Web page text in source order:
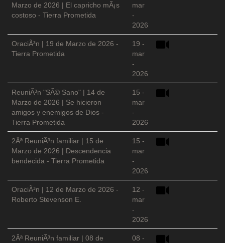
Marzo de 2026 | El capricho mÃ¡s
costoso - Tierra Prometida
mar
-
2026
OraciÃ³n | 19 de Marzo de 2026 -
Tierra Prometida
19 -
mar
-
2026
ReuniÃ³n "SÃ© Sano" | 14 de
Marzo de 2026 | Se hicieron
amigos y enemigos de Dios -
Tierra Prometida
15 -
mar
-
2026
2Âª ReuniÃ³n familiar | 15 de
Marzo de 2026 | Descendencia
bendecida - Tierra Prometida
15 -
mar
-
2026
OraciÃ³n | 12 de Marzo de 2026 -
Roberto Stevenson E.
12 -
mar
-
2026
2Âª ReuniÃ³n familiar | 08 de
08 -